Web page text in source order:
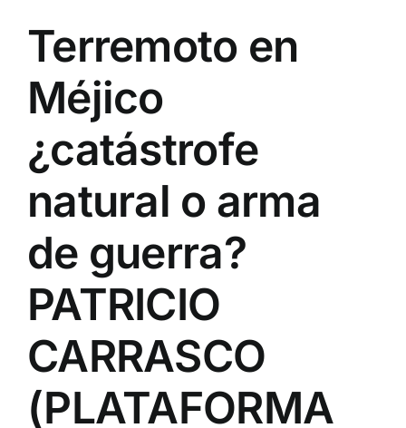
Terremoto en
Méjico
¿catástrofe
natural o arma
de guerra?
PATRICIO
CARRASCO
(PLATAFORMA